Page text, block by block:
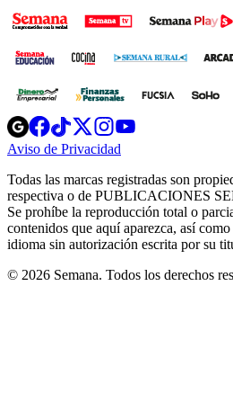
Opens
in
new
Opens
in
new
Opens
in
new
window
Opens
new
windowwindow
Aviso de Privacidad
new
window
Todas las marcas registradas son
respectiva o de PUBLICACIONES
Se prohíbe la reproducción total o
contenidos que aquí aparezca, así
idioma sin autorización escrita por su
© 2026 Semana. Todos los derechos